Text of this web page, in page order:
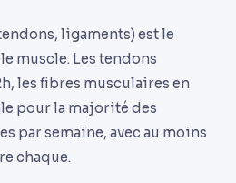
ligaments) est le
muscle. Les tendons
les fibres musculaires en
pour la majorité des
par semaine, avec au moins
chaque.